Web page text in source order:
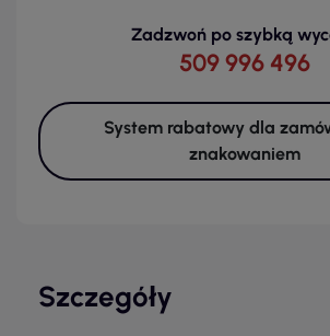
Zadzwoń po szybką
509 996 496
System rabatowy dla
znakowaniem
Szczegóły